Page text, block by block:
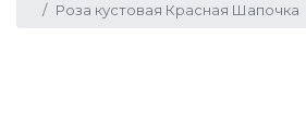
Роза кустовая Красная Шапочка